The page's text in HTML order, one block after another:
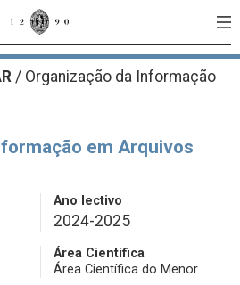
/ Organização da Informação
em Arquivos
Ano lectivo
2024-2025
Área Científica
Área Científica do Menor